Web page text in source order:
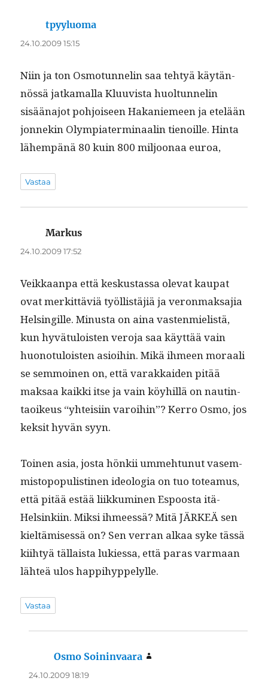
tpyyluoma
24.10.2009 15:15
Niin ja ton Osmo­tun­nelin saa tehtyä käytän­
nössä jatka­mal­la Klu­u­vista huoltun­nelin
sisää­na­jot pohjoiseen Hakaniemeen ja etelään
jon­nekin Olympiater­mi­naalin tienoille. Hin­ta
lähempänä 80 kuin 800 miljoon­aa euroa,
Vastaa
Markus
24.10.2009 17:52
Veikkaan­pa että keskus­tas­sa ole­vat kau­pat
ovat merkit­täviä työl­listäjiä ja veron­mak­sajia
Helsingille. Minus­ta on aina vas­ten­mielistä,
kun hyvä­tu­lois­t­en vero­ja saa käyt­tää vain
huono­tu­lois­t­en asioi­hin. Mikä ihmeen moraali
se sem­moinen on, että varakkaiden pitää
mak­saa kaik­ki itse ja vain köy­hillä on nautin­
taoikeus “yhteisi­in varoi­hin”? Ker­ro Osmo, jos
kek­sit hyvän syyn.
Toinen asia, jos­ta hönkii umme­htunut vasem­
mistopop­ulisti­nen ide­olo­gia on tuo totea­mus,
että pitää estää liikku­mi­nen Espoos­ta itä-
Helsinki­in. Mik­si ihmeessä? Mitä JÄRKEÄ sen
kieltämisessä on? Sen ver­ran alkaa syke tässä
kiihtyä täl­laista lukies­sa, että paras var­maan
lähteä ulos happihyppelylle.
Vastaa
Osmo Soininvaara
24.10.2009 18:19